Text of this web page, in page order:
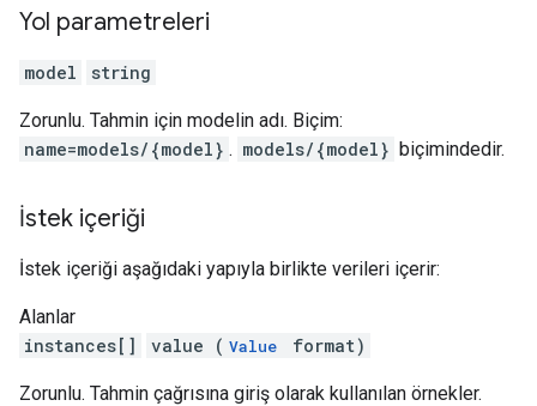
Yol parametreleri
model string
Zorunlu. Tahmin için modelin adı. Biçim:
name=models/{model} . models/{model} biçimindedir.
İstek içeriği
İstek içeriği aşağıdaki yapıyla birlikte verileri içerir:
Alanlar
instances[]
value ( Value format)
Zorunlu. Tahmin çağrısına giriş olarak kullanılan örnekler.